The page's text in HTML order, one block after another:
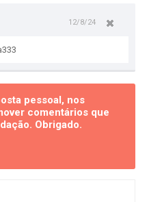
12/8/24
pessoal, nos
comentários que
Obrigado.